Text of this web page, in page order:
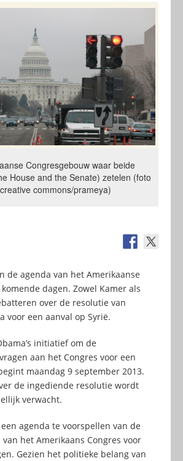
Congresgebouw waar beide
House and the Senate) zetelen (foto
commons/prameya)
de agenda van het Amerikaanse
dagen. Zowel Kamer als
over de resolutie van
voor een aanval op Syrië.
initiatief om de
aan het Congres voor een
maandag 9 september 2013.
de ingediende resolutie wordt
verwacht.
agenda te voorspellen van de
het Amerikaans Congres voor
Gezien het politieke belang van